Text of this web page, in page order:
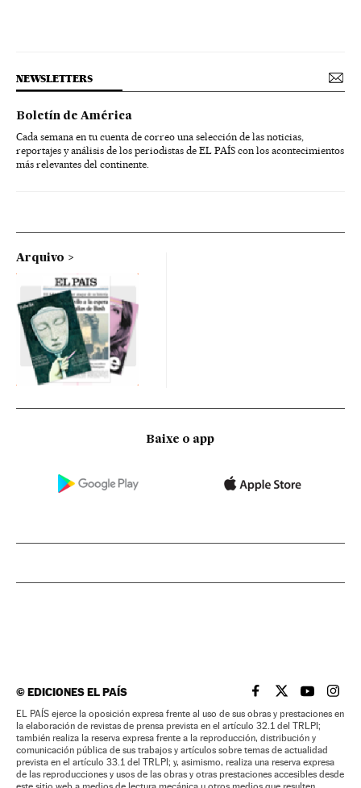
NEWSLETTERS
Boletín de América
Cada semana en tu cuenta de correo una selección de las noticias,
reportajes y análisis de los periodistas de EL PAÍS con los acontecimientos
más relevantes del continente.
Arquivo
Baixe o app
©EDICIONES EL PAÍS EL PAÍS BRASIL EN
EL PAÍSEL PAÍS
EL
EL PAÍS ejerce la oposición expresa frente al uso de sus obras y prestaciones en
la elaboración de revistas de prensa prevista en el artículo 32.1 del TRLPI;
también realiza la reserva expresa frente a la reproducción, distribución y
comunicación pública de sus trabajos y artículos sobre temas de actualidad
prevista en el artículo 33.1 del TRLPI; y, asimismo, realiza una reserva expresa
de las reproducciones y usos de las obras y otras prestaciones accesibles desde